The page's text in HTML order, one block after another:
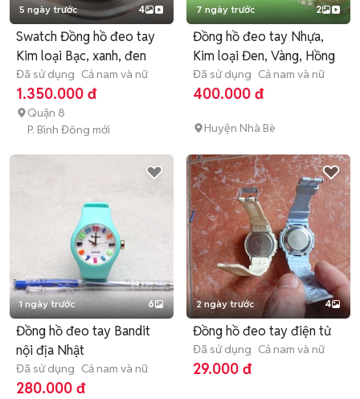
5 ngày trước 4
Swatch Đồng hồ đeo tay
Kim loại Bạc, xanh, đen
Đã sử dụng Cả nam và nữ
1.350.000 đ
Quận 8
P. Bình Đông mới
7 ngày trước 2
Đồng hồ đeo tay Nhựa,
Kim loại Đen, Vàng, Hồng
Đã sử dụng Cả nam và nữ
400.000 đ
Huyện Nhà Bè
1 ngày trước 6
Đồng hồ đeo tay Bandit
nội địa Nhật
Đã sử dụng Cả nam và nữ
280.000 đ
2 ngày trước 4
Đồng hồ đeo tay điện tử
Đã sử dụng Cả nam và nữ
29.000 đ